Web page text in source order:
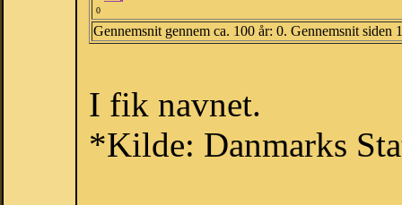
0
Gennemsnit gennem ca. 100 år: 0. Gennemsnit siden
I fik navnet.
*Kilde: Danmarks